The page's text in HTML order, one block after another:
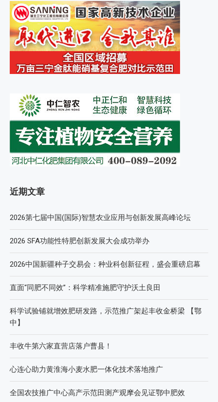
近期文章
2026第七届中国(国际)智慧农业应用与创新发展高峰论坛
2026 SFA功能性特肥创新发展大会成功举办
2026中国新疆种子交易会：种业科创新征程，盛会重磅启幕
直面“同肥不同效”：科学精准施肥守护沃土良田
科学试验铺就增效肥研发路，示范推广架起丰收金桥梁 【鄂
中】
丰收牛第六家直营店落户曹县！
心连心助力黄淮海小麦水肥一体化技术落地推广
全国农技推广中心高产示范田测产观摩会见证鄂中肥效